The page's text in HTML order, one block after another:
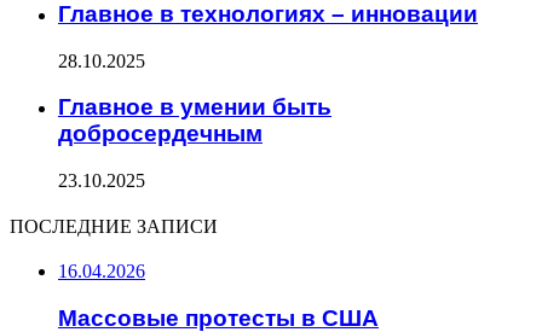
Главное в технологиях – инновации
28.10.2025
Главное в умении быть
добросердечным
23.10.2025
ПОСЛЕДНИЕ ЗАПИСИ
16.04.2026
Массовые протесты в США